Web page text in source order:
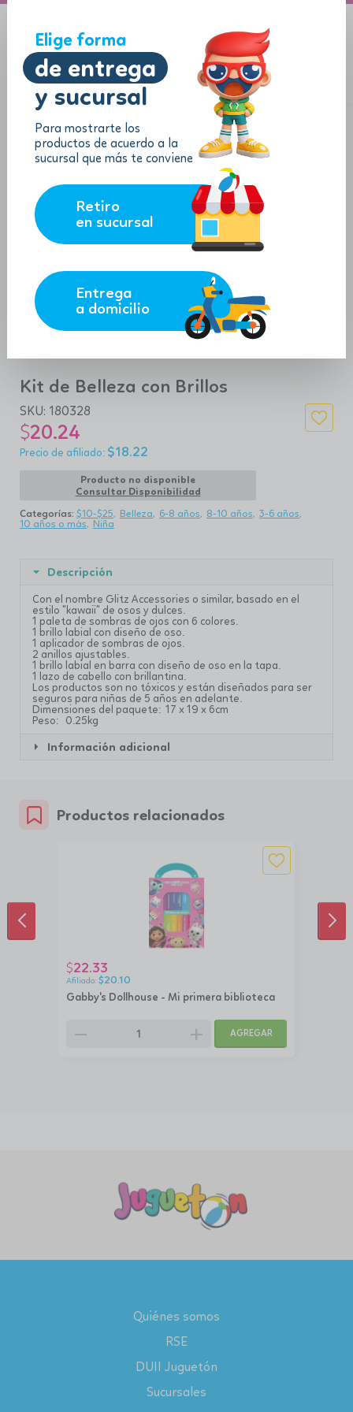
Elige forma
de entrega
y sucursal
Para mostrarte los
productos de acuerdo a la
sucursal que más te conviene
Retiro
en sucursal
Entrega
a domicilio
Kit de Belleza con Brillos
SKU: 180328
$20.24
$18.22
Producto no disponible
Consultar Disponibilidad
Categorías: $10-$25 Belleza 6-8 años 8-10 años 3-6 años
10 años o más
Niña
Descripción
Con el nombre Glitz Accessories o similar, basado en el
estilo "kawaii" de osos y dulces.
1 paleta de sombras de ojos con 6 colores.
1 brillo labial con diseño de oso.
1 aplicador de sombras de ojos.
2 anillos ajustables.
1 brillo labial en barra con diseño de oso en la tapa.
1 lazo de cabello con brillantina.
Los productos son no tóxicos y están diseñados para ser
seguros para niñas de 5 años en adelante.
Dimensiones del paquete: 17 x 19 x 6cm
Peso: 0.25kg
Información adicional
Productos relacionados
Gabby's Dollhouse - Mi primera biblioteca
$22.33
$20.10
remove add AGREGAR
ANTERIOR
Quiénes somos
RSE
DUII Juguetón
Sucursales